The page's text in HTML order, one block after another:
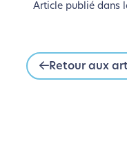
Article publié dans
Retour aux